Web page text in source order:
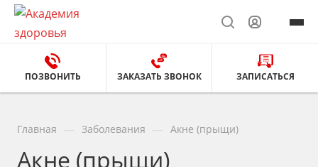
ПОЗВОНИТЬ ЗАКАЗАТЬ ЗВОНОК ЗАПИСАТЬСЯ
Главная Заболевания Акне (прыщи)
Акне (прыщи)